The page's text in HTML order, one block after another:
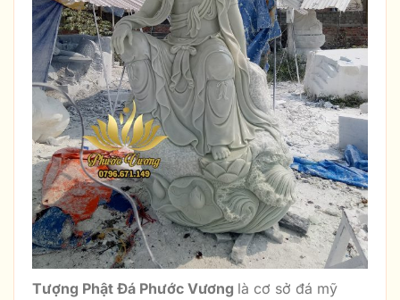
Tượng Phật Đá Phước Vương là cơ sở đá mỹ